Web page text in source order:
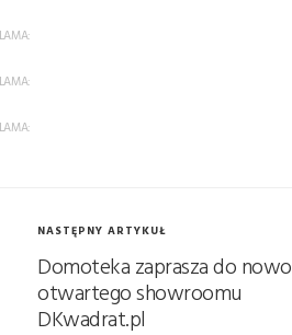
NASTĘPNY ARTYKUŁ
Domoteka zaprasza do nowo
otwartego showroomu
DKwadrat.pl